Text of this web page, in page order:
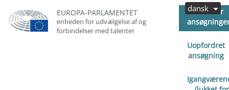
EUROPA-PARLAMENTET
enheden for udvælgelse af og
forbindelser med talenter
Åben for
Uopfordret
ansøgning
dansk